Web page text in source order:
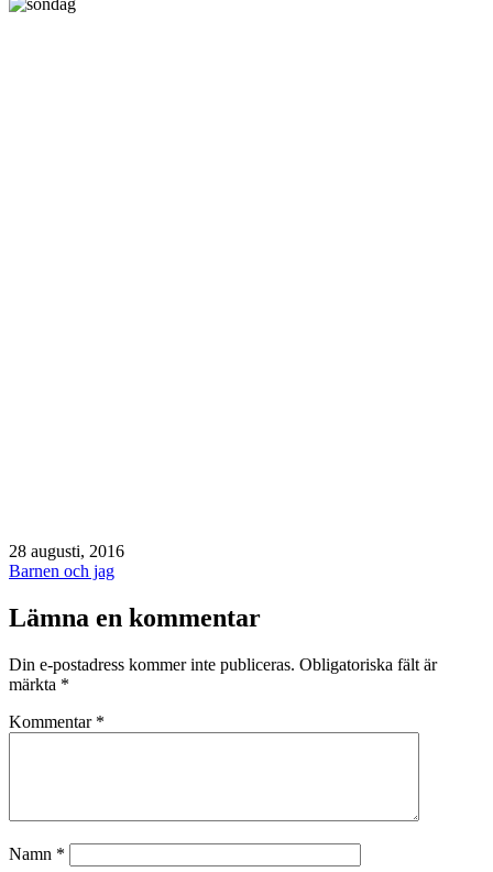
Publicerat
den
28 augusti, 2016
Kategoriserat
Barnen och jag
Lämna en kommentar
Din e-postadress kommer inte publiceras. Obligatoriska fält är
märkta *
Kommentar *
Namn *